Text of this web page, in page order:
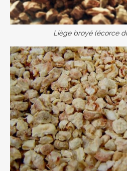
Liège broyé (écorce